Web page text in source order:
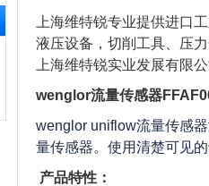
上海维特锐专业提供进口
液压设备，切削工具、压
上海维特锐实业发展有限
wenglor流量传感器
wenglor uniflow流量传感
量传感器。使用清楚可见
产品特性：